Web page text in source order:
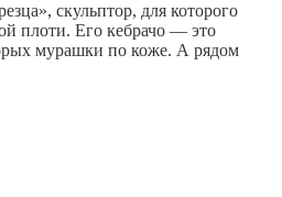
скульптор, для которого
плоти. Его кебрачо — это
мурашки по коже. А рядом